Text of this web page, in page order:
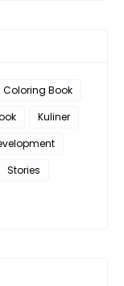
Coloring Book
Kuliner
Stories